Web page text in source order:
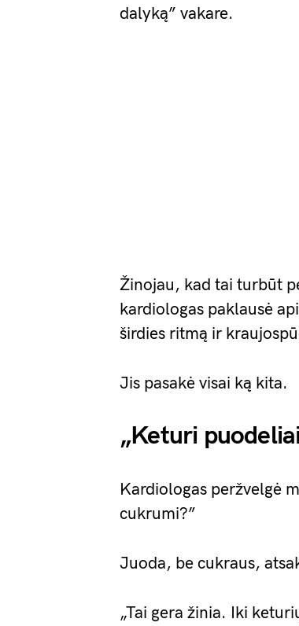
dalyką” vakare.
Žinojau, kad tai turbūt
kardiologas paklausė
širdies ritmą ir
Jis pasakė visai ką kita.
„Keturi
Kardiologas peržvelgė
cukrumi?”
Juoda, be cukraus,
„Tai gera žinia. Iki